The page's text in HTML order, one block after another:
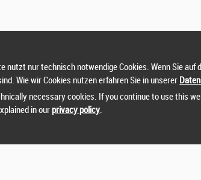
nutzt nur technisch notwendige Cookies. Wenn Sie auf
Wie wir Cookies nutzen erfahren Sie in unserer
necessary cookies. If you continue to use this
in ourprivacy policy.